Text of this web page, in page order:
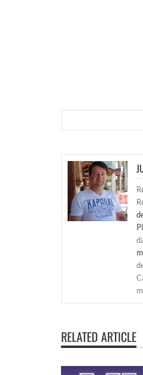
RELATED ARTICLE